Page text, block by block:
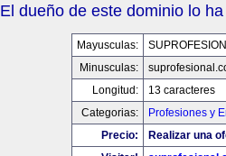
El dueño de este dominio lo
Mayusculas:
Minusculas:
Longitud:
13 caracteres
Categorias:
Profesiones y
Precio:
Realizar una